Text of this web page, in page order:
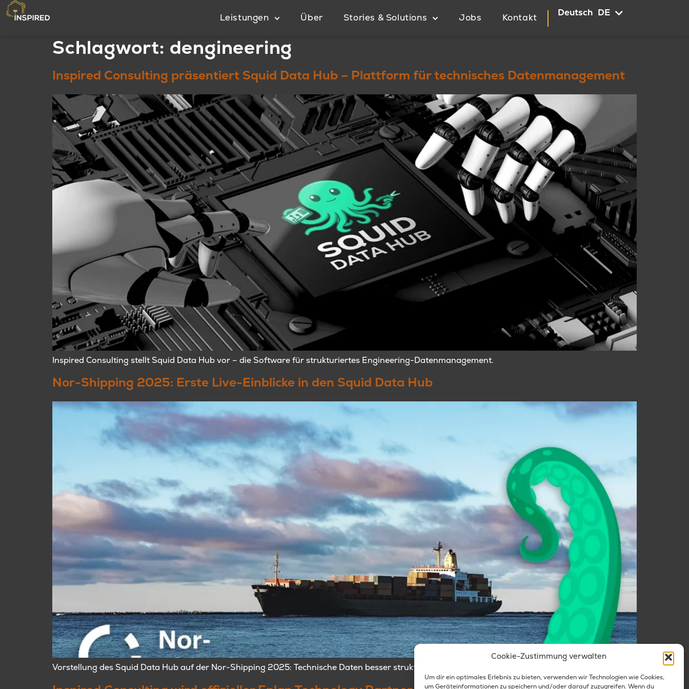
Cookie-Zustimmung verwalten
Um dir ein optimales Erlebnis zu bieten, verwenden wir Technologien wie Cookies,
um Geräteinformationen zu speichern und/oder darauf zuzugreifen. Wenn du
Leistungen Über Stories & Solutions Jobs Kontakt
Deutsch DE
English EN
Schlagwort: dengineering
Inspired Consulting präsentiert Squid Data Hub – Plattform für technisches Datenmanagement
Inspired Consulting stellt Squid Data Hub vor – die Software für strukturiertes Engineering-Datenmanagement.
Nor-Shipping 2025: Erste Live-Einblicke in den Squid Data Hub
Vorstellung des Squid Data Hub auf der Nor-Shipping 2025: Technische Daten besser strukturieren, verknüpfen und im Team nutzbar machen.